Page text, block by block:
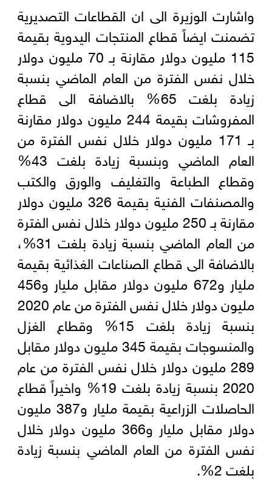
واشارت الوزيرة الى ان القطاعات التصديرية
تضمنت ايضاً قطاع المنتجات اليدوية بقيمة
115 مليون دولار مقارنة بـ 70 مليون دولار
خلال نفس الفترة من العام الماضي بنسبة
زيادة بلغت 65% بالاضافة الى قطاع
المفروشات بقيمة 244 مليون دولار مقارنة
بـ 171 مليون دولار خلال نفس الفترة من
العام الماضي وبنسبة زيادة بلغت 43%
وقطاع الطباعة والتغليف والورق والكتب
والمصنفات الفنية بقيمة 326 مليون دولار
مقارنة بـ 250 مليون دولار خلال نفس الفترة
من العام الماضي بنسبة زيادة بلغت 31%،
بالاضافة الى قطاع الصناعات الغذائية بقيمة
مليار و672 مليون دولار مقابل مليار و456
مليون دولار خلال نفس الفترة من عام 2020
بنسبة زيادة بلغت 15% وقطاع الغزل
والمنسوجات بقيمة 345 مليون دولار مقابل
289 مليون دولار خلال نفس الفترة من عام
2020 بنسبة زيادة بلغت 19% واخيراً قطاع
الحاصلات الزراعية بقيمة مليار و387 مليون
دولار مقابل مليار و366 مليون دولار خلال
نفس الفترة من العام الماضي بنسبة زيادة
بلغت 2%.